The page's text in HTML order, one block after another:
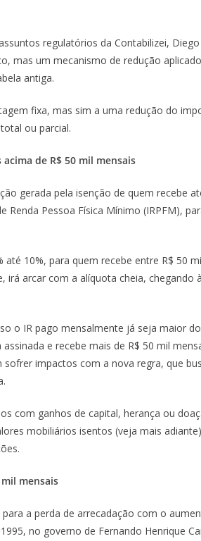
regulatórios da Contabilizei,
mas um mecanismo de redução
antiga.
fixa, mas sim a uma redução do
ou parcial.
de R$ 50 mil mensais
gerada pela isenção de quem recebe
Pessoa Física Mínimo (IRPFM),
10%, para quem recebe entre R$ 50
irá arcar com a alíquota cheia, chegando
o IR pago mensalmente já seja maior
e recebe mais de R$ 50 mil
impactos com a nova regra, que
com ganhos de capital, herança ou
mobiliários isentos (veja mais
mensais
a perda de arrecadação com o
no governo de Fernando Henrique